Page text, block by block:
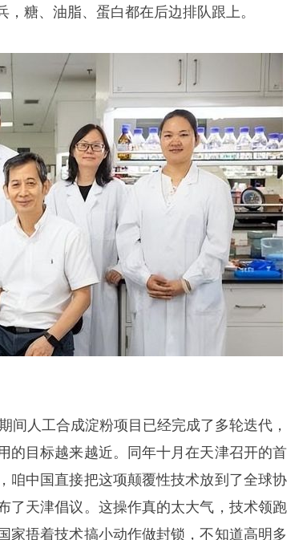
糖、油脂、蛋白都在后边排队跟上。
间人工合成淀粉项目已经完成了多轮迭代，
的目标越来越近。同年十月在天津召开的首
咱中国直接把这项颠覆性技术放到了全球协
了天津倡议。这操作真的太大气，技术领跑
家捂着技术搞小动作做封锁，不知道高明多